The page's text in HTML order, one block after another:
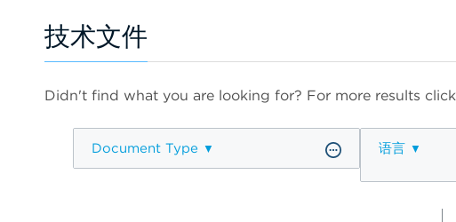
技术文件
Didn't find what you are looking for? For more results click
Document Type 语言